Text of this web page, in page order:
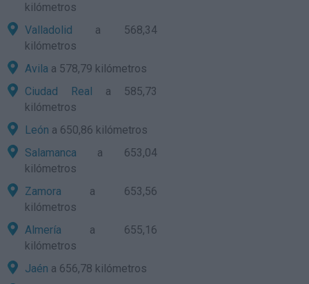
kilómetros
Valladolid a 568,34
kilómetros
Avila a 578,79 kilómetros
Ciudad Real a 585,73
kilómetros
León a 650,86 kilómetros
Salamanca a 653,04
kilómetros
Zamora a 653,56
kilómetros
Almería a 655,16
kilómetros
Jaén a 656,78 kilómetros